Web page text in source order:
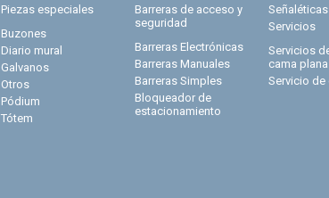
Piezas especiales
Buzones
Diario mural
Galvanos
Otros
Pódium
Tótem
Barreras de acceso y
seguridad
Barreras Electrónicas
Barreras Manuales
Barreras Simples
Bloqueador de
estacionamiento
Señaléticas
Servicios
Servicios
cama plana
Servicio de